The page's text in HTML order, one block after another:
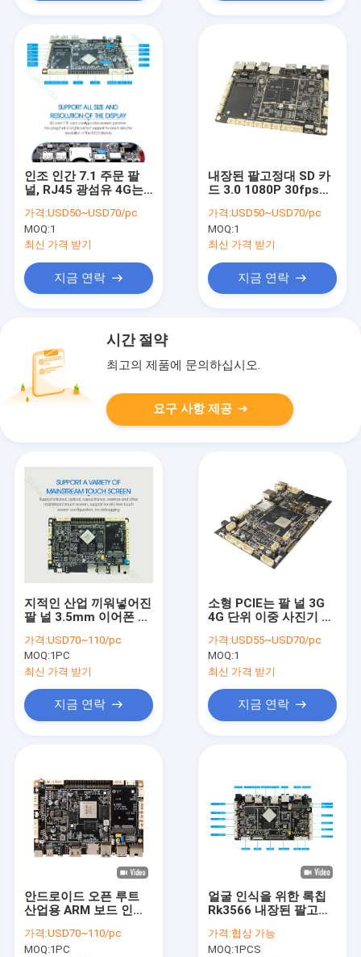
인조 인간 7.1 주문 팔
널, RJ45 광섬유 4G는
습니다
가격:USD50~USD70/pc
MOQ:1
최신 가격 받기
지금 연락
내장된 팔고정대 SD 카
드 3.0 1080P 30fps
더 바깥쪽의 HD
가격:USD50~USD70/pc
MOQ:1
최신 가격 받기
지금 연락
시간 절약
최고의 제품에 문의하십시오.
요구 사항 제공
지적인 산업 끼워넣어진
팔 널 3.5mm 이어폰 잭
가격:USD70~110/pc
MOQ:1PC
최신 가격 받기
지금 연락
소형 PCIE는 팔 널 3G
4G 단위 이중 사진기 공
었습니다
가격:USD55~USD70/pc
MOQ:1
최신 가격 받기
지금 연락
안드로이드 오픈 루트
산업용 ARM 보드 인터
LCD 디지털 사이니지
가격:USD70~110/pc
MOQ:1PC
얼굴 인식을 위한 록칩
Rk3566 내장된 팔고정
안드로이드 11
가격:협상 가능
MOQ:1PCS